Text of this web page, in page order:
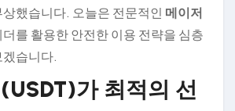
했습니다. 오늘은 전문적인 메이저
더를 활용한 안전한 이용 전략을 심층
습니다.
가 최적의 선